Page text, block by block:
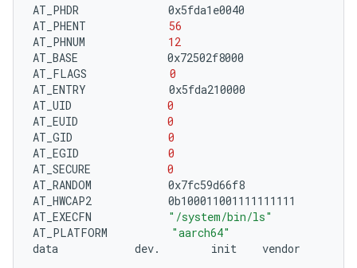
AT_PHDR
0x5fda1e0040
AT_PHENT
56
AT_PHNUM
12
AT_BASE
0x72502f8000
AT_FLAGS
0
AT_ENTRY
0x5fda210000
AT_UID
0
AT_EUID
0
AT_GID
0
AT_EGID
0
AT_SECURE
0
AT_RANDOM
0x7fc59d66f8
AT_HWCAP2
0b100011001111111111
AT_EXECFN
"/system/bin/ls"
AT_PLATFORM
"aarch64"
data
dev. init